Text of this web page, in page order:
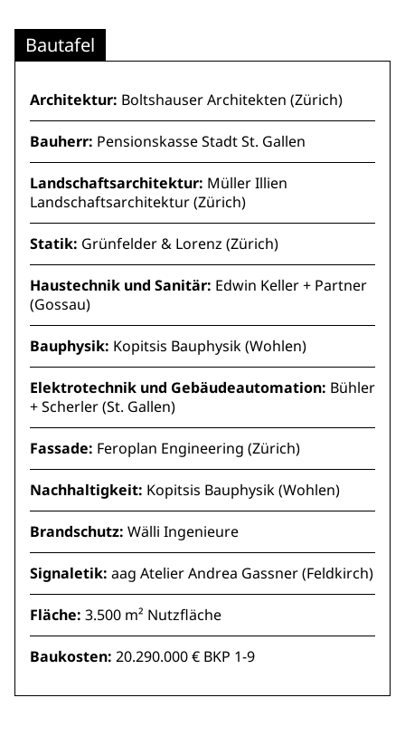
Bautafel
Architektur: Boltshauser Architekten (Zürich)
Bauherr: Pensionskasse Stadt St. Gallen
Landschaftsarchitektur: Müller Illien
Landschaftsarchitektur (Zürich)
Statik: Grünfelder & Lorenz (Zürich)
Haustechnik und Sanitär: Edwin Keller + Partner
(Gossau)
Bauphysik: Kopitsis Bauphysik (Wohlen)
Elektrotechnik und Gebäudeautomation: Bühler
+ Scherler (St. Gallen)
Fassade: Feroplan Engineering (Zürich)
Nachhaltigkeit: Kopitsis Bauphysik (Wohlen)
Brandschutz: Wälli Ingenieure
Signaletik: aag Atelier Andrea Gassner (Feldkirch)
Fläche: 3.500 m² Nutzfläche
Baukosten: 20.290.000 € BKP 1-9